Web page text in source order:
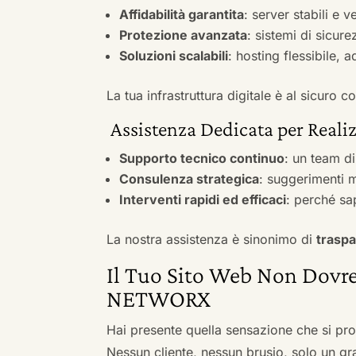
Affidabilità garantita: server stabili e
Protezione avanzata: sistemi di
Soluzioni scalabili: hosting flessibile,
La tua infrastruttura digitale è al sicuro
Assistenza Dedicata per
Supporto tecnico continuo: un team
Consulenza strategica: suggerimenti
Interventi rapidi ed efficaci: perché
La nostra assistenza è sinonimo di
Il Tuo Sito Web Non
NETWORX
Hai presente quella sensazione che si
Nessun cliente, nessun brusio, solo un